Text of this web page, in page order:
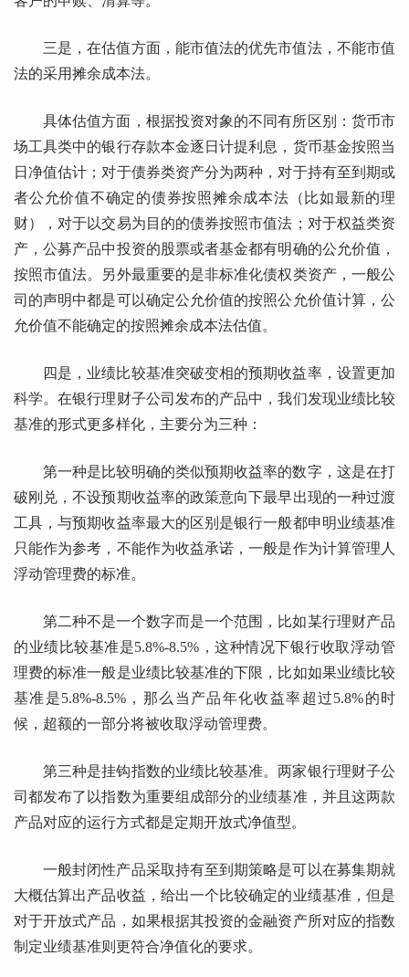
三是，在估值方面，能市值法的优先市值法，不能市值
法的采用摊余成本法。
具体估值方面，根据投资对象的不同有所区别：货币市
场工具类中的银行存款本金逐日计提利息，货币基金按照当
日净值估计；对于债券类资产分为两种，对于持有至到期或
者公允价值不确定的债券按照摊余成本法（比如最新的理
财），对于以交易为目的的债券按照市值法；对于权益类资
产，公募产品中投资的股票或者基金都有明确的公允价值，
按照市值法。另外最重要的是非标准化债权类资产，一般公
司的声明中都是可以确定公允价值的按照公允价值计算，公
允价值不能确定的按照摊余成本法估值。
四是，业绩比较基准突破变相的预期收益率，设置更加
科学。在银行理财子公司发布的产品中，我们发现业绩比较
基准的形式更多样化，主要分为三种：
第一种是比较明确的类似预期收益率的数字，这是在打
破刚兑，不设预期收益率的政策意向下最早出现的一种过渡
工具，与预期收益率最大的区别是银行一般都申明业绩基准
只能作为参考，不能作为收益承诺，一般是作为计算管理人
浮动管理费的标准。
第二种不是一个数字而是一个范围，比如某行理财产品
的业绩比较基准是5.8%-8.5%，这种情况下银行收取浮动管
理费的标准一般是业绩比较基准的下限，比如如果业绩比较
基准是5.8%-8.5%，那么当产品年化收益率超过5.8%的时
候，超额的一部分将被收取浮动管理费。
第三种是挂钩指数的业绩比较基准。两家银行理财子公
司都发布了以指数为重要组成部分的业绩基准，并且这两款
产品对应的运行方式都是定期开放式净值型。
一般封闭性产品采取持有至到期策略是可以在募集期就
大概估算出产品收益，给出一个比较确定的业绩基准，但是
对于开放式产品，如果根据其投资的金融资产所对应的指数
制定业绩基准则更符合净值化的要求。